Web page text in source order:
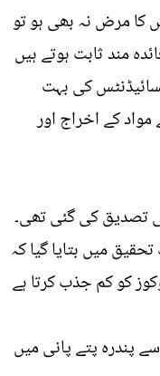
کا مرض نہ بھی ہو تو
مند ثابت ہوتے ہیں
کی بہت
کے اخراج اور
تصدیق کی گئی تھی۔
تحقیق میں بتایا گیا کہ
کو کم جذب کرتا ہے
پندرہ پتے پانی میں